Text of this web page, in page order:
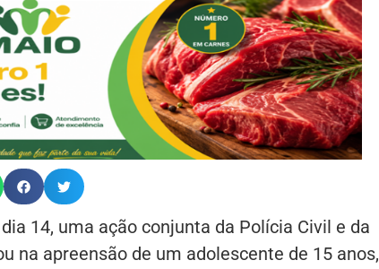
14, uma ação conjunta da Polícia Civil e da
na apreensão de um adolescente de 15 anos,